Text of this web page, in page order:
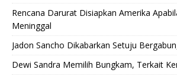
Rencana Darurat Disiapkan Amerika
Meninggal
Jadon Sancho Dikabarkan Setuju
Dewi Sandra Memilih Bungkam, Terkait